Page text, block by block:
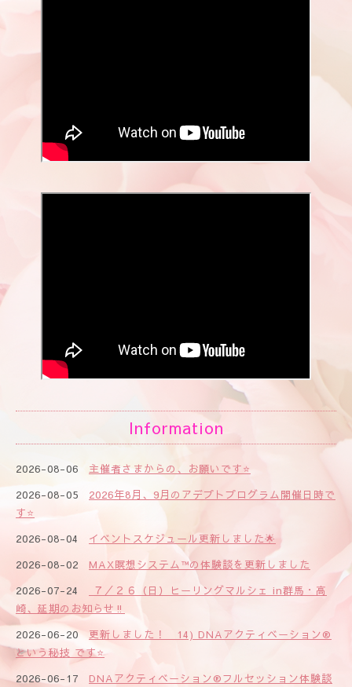
Information
2026-08-06
主催者さまからの、お願いです⭐️
2026-08-05
2026年8月、9月のアデプトプログラム開催日時で
2026-07-24
更新しました！ 14) DNAアクティベーション®
という秘技 です⭐️
2026-06-17
DNAアクティベーション®フルセッション体験談
を更新しました